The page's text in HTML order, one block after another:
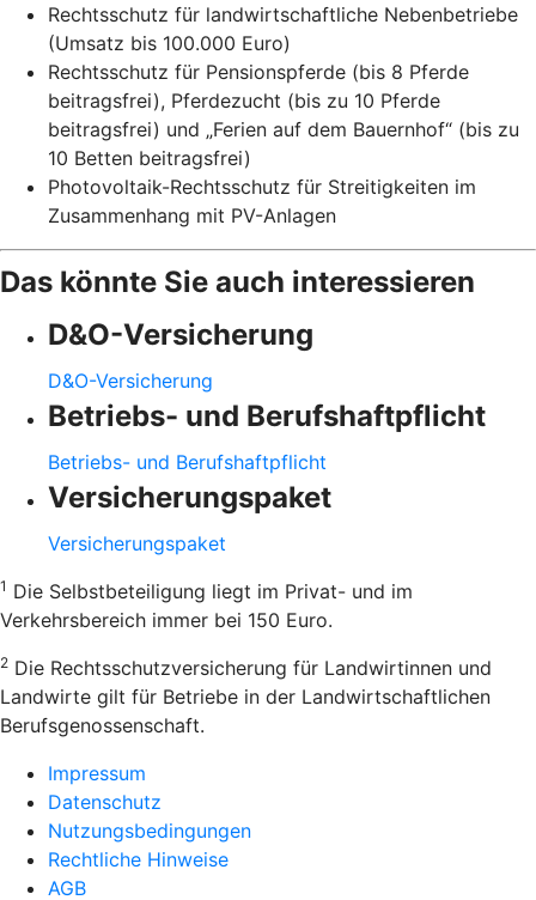
Rechtsschutz für landwirtschaftliche Nebenbetriebe
(Umsatz bis 100.000 Euro)
Rechtsschutz für Pensionspferde (bis 8 Pferde
beitragsfrei), Pferdezucht (bis zu 10 Pferde
beitragsfrei) und „Ferien auf dem Bauernhof“ (bis zu
10 Betten beitragsfrei)
Photovoltaik-Rechtsschutz für Streitigkeiten im
Zusammenhang mit PV-Anlagen
Das könnte Sie auch interessieren
D&O-Versicherung
D&O-Versicherung
Betriebs- und Berufshaftpflicht
Betriebs- und Berufshaftpflicht
Versicherungspaket
Versicherungspaket
1 Die Selbstbeteiligung liegt im Privat- und im
Verkehrsbereich immer bei 150 Euro.
2 Die Rechtsschutzversicherung für Landwirtinnen und
Landwirte gilt für Betriebe in der Landwirtschaftlichen
Berufsgenossenschaft.
Impressum
Datenschutz
Nutzungsbedingungen
Rechtliche Hinweise
AGB